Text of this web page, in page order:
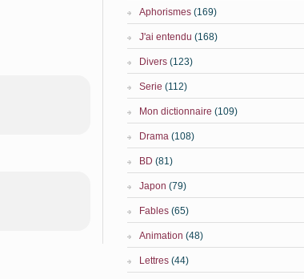
Aphorismes (169)
J'ai entendu (168)
Divers (123)
Serie (112)
Mon dictionnaire (109)
Drama (108)
BD (81)
Japon (79)
Fables (65)
Animation (48)
Lettres (44)